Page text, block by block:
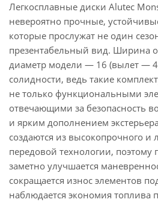
Легкосплавные диски Alutec
невероятно прочные,
которые прослужат не один
презентабельный вид. Ширина
диаметр модели — 16 (вылет —
солидности, ведь такие
не только функциональными
отвечающими за безопасность
и ярким дополнением
создаются из высокопрочного и
передовой технологии, поэтому
заметно улучшается
сокращается износ элементов
наблюдается экономия топлива